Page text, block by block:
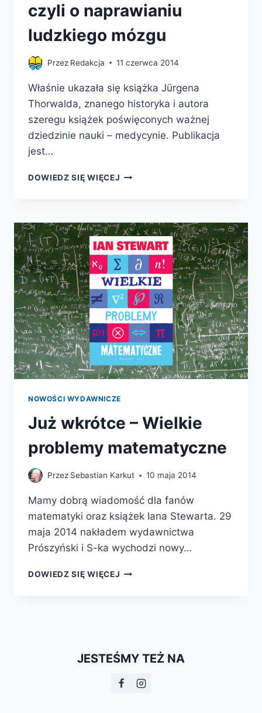
czyli o naprawianiu
ludzkiego mózgu
Przez Redakcja 11 czerwca 2014
Właśnie ukazała się książka Jürgena
Thorwalda, znanego historyka i autora
szeregu książek poświęconych ważnej
dziedzinie nauki – medycynie. Publikacja
jest…
DOWIEDZ SIĘ WIĘCEJ HISTORIA
NAPRAWIANIU
LUDZKIEGO
MÓZGU
NOWOŚCI WYDAWNICZE
Już wkrótce – Wielkie
problemy matematyczne
Przez Sebastian Karkut 10 maja 2014
Mamy dobrą wiadomość dla fanów
matematyki oraz książek Iana Stewarta. 29
maja 2014 nakładem wydawnictwa
Prószyński i S-ka wychodzi nowy…
DOWIEDZ SIĘ WIĘCEJ JUŻ
JESTEŚMY TEŻ NA